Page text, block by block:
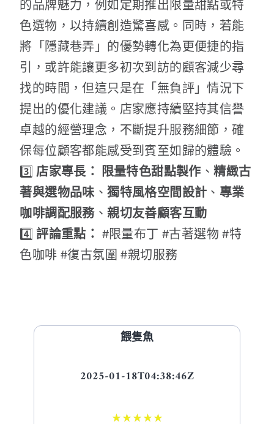
的品牌魅力，例如定期推出限量甜點或特
色選物，以持續創造驚喜感。同時，若能
將「隱藏巷弄」的優勢轉化為更便捷的指
引，或許能讓更多初次到訪的顧客減少尋
找的時間，但這只是在「無負評」情況下
提出的優化建議。店家應持續堅持其信譽
卓越的經營理念，不斷提升服務細節，確
保每位顧客都能感受到賓至如歸的體驗。
3️⃣ 店家專長： 限量特色甜點製作 、精緻古
著與選物品味 、獨特風格空間設計 、 專業
咖啡調配服務、親切友善顧客互動
4️⃣ 評論重點： #限量布丁 #古著選物 #特
色咖啡 #復古氛圍 #親切服務
餵隻魚
2025-01-18T04:38:46Z
★★★★★